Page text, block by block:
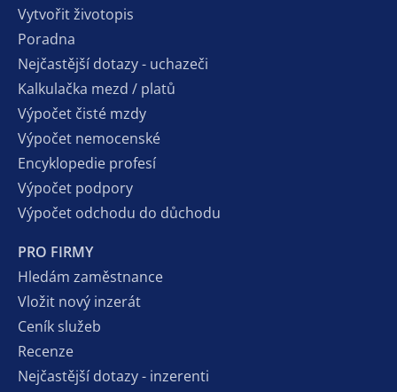
Vytvořit životopis
Poradna
Nejčastější dotazy - uchazeči
Kalkulačka mezd / platů
Výpočet čisté mzdy
Výpočet nemocenské
Encyklopedie profesí
Výpočet podpory
Výpočet odchodu do důchodu
PRO FIRMY
Hledám zaměstnance
Vložit nový inzerát
Ceník služeb
Recenze
Nejčastější dotazy - inzerenti